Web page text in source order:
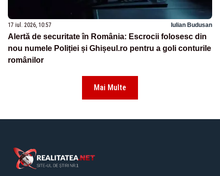
17 iul. 2026, 10:57 Iulian Budusan
Alertă de securitate în România: Escrocii folosesc din
nou numele Poliției și Ghișeul.ro pentru a goli conturile
românilor
Mai Multe